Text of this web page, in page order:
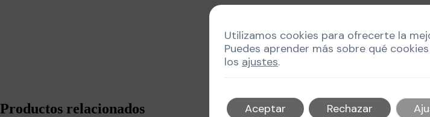
Productos relacionados
Utilizamos cookies para ofrecerte la
Puedes aprender más sobre qué
los ajustes.
Aceptar Rechazar